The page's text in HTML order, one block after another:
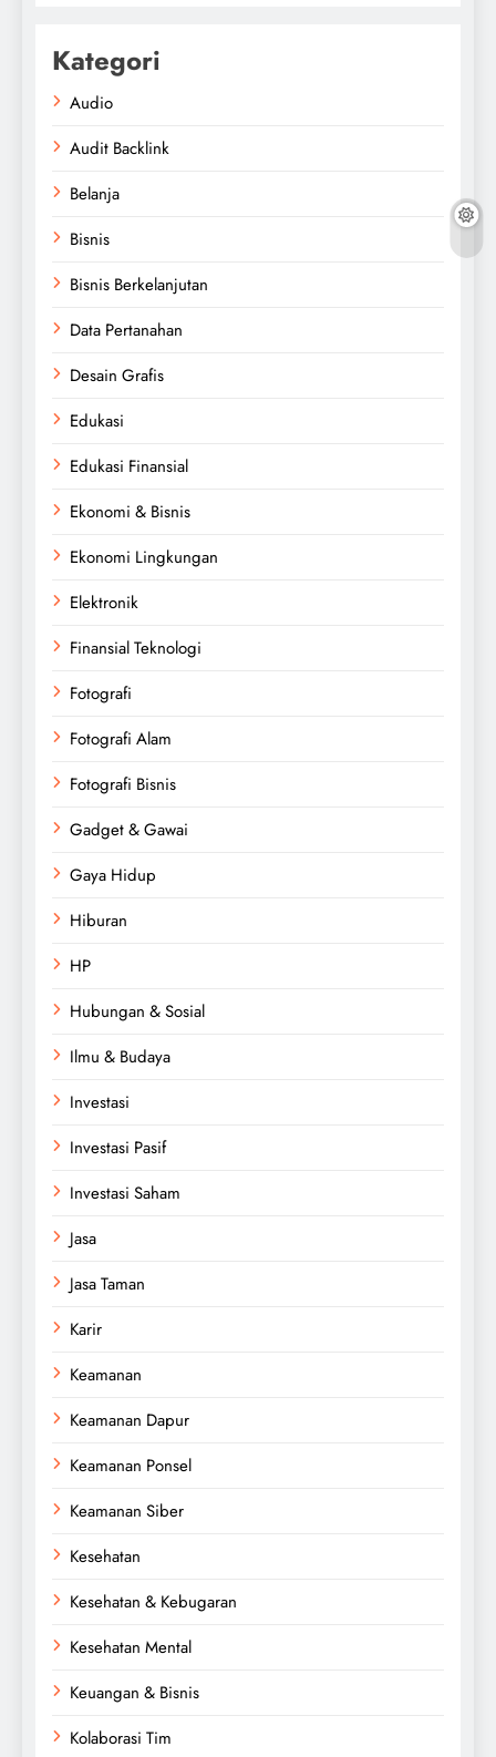
Kategori
Audio
Audit Backlink
Belanja
Bisnis
Bisnis Berkelanjutan
Data Pertanahan
Desain Grafis
Edukasi
Edukasi Finansial
Ekonomi & Bisnis
Ekonomi Lingkungan
Elektronik
Finansial Teknologi
Fotografi
Fotografi Alam
Fotografi Bisnis
Gadget & Gawai
Gaya Hidup
Hiburan
HP
Hubungan & Sosial
Ilmu & Budaya
Investasi
Investasi Pasif
Investasi Saham
Jasa
Jasa Taman
Karir
Keamanan
Keamanan Dapur
Keamanan Ponsel
Keamanan Siber
Kesehatan
Kesehatan & Kebugaran
Kesehatan Mental
Keuangan & Bisnis
Kolaborasi Tim